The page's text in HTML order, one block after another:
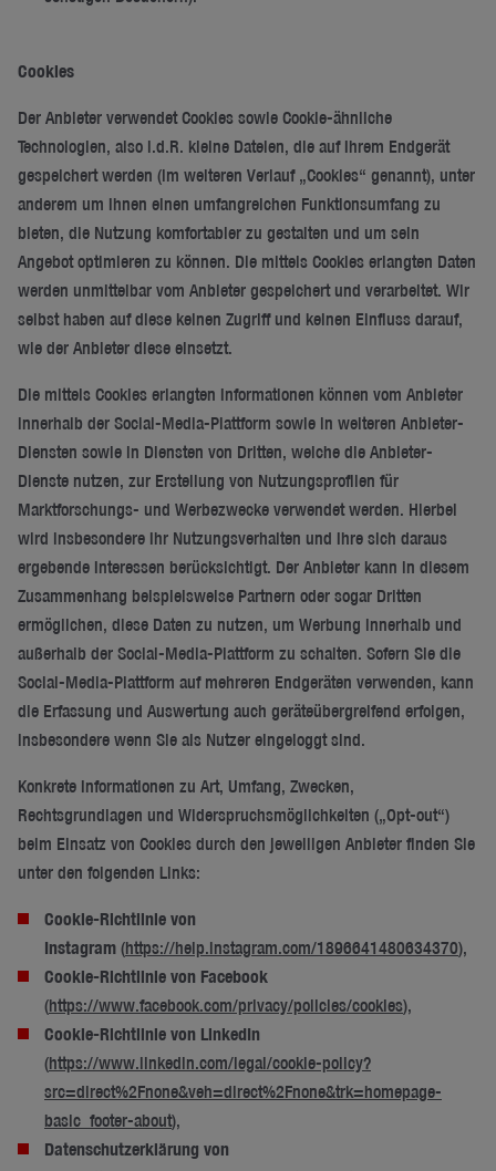
Cookies
Der Anbieter verwendet Cookies sowie Cookie-ähnliche
Technologien, also i.d.R. kleine Dateien, die auf Ihrem Endgerät
gespeichert werden (im weiteren Verlauf „Cookies“ genannt), unter
anderem um Ihnen einen umfangreichen Funktionsumfang zu
bieten, die Nutzung komfortabler zu gestalten und um sein
Angebot optimieren zu können. Die mittels Cookies erlangten Daten
werden unmittelbar vom Anbieter gespeichert und verarbeitet. Wir
selbst haben auf diese keinen Zugriff und keinen Einfluss darauf,
wie der Anbieter diese einsetzt.
Die mittels Cookies erlangten Informationen können vom Anbieter
innerhalb der Social-Media-Plattform sowie in weiteren Anbieter-
Diensten sowie in Diensten von Dritten, welche die Anbieter-
Dienste nutzen, zur Erstellung von Nutzungsprofilen für
Marktforschungs- und Werbezwecke verwendet werden. Hierbei
wird insbesondere Ihr Nutzungsverhalten und Ihre sich daraus
ergebende Interessen berücksichtigt. Der Anbieter kann in diesem
Zusammenhang beispielsweise Partnern oder sogar Dritten
ermöglichen, diese Daten zu nutzen, um Werbung innerhalb und
außerhalb der Social-Media-Plattform zu schalten. Sofern Sie die
Social-Media-Plattform auf mehreren Endgeräten verwenden, kann
die Erfassung und Auswertung auch geräteübergreifend erfolgen,
insbesondere wenn Sie als Nutzer eingeloggt sind.
Konkrete Informationen zu Art, Umfang, Zwecken,
Rechtsgrundlagen und Widerspruchsmöglichkeiten („Opt-out“)
beim Einsatz von Cookies durch den jeweiligen Anbieter finden Sie
unter den folgenden Links:
Cookie-Richtlinie von
Instagram (https://help.instagram.com/1896641480634370),
Cookie-Richtlinie von Facebook
(https://www.facebook.com/privacy/policies/cookies),
Cookie-Richtlinie von LinkedIn
(https://www.linkedin.com/legal/cookie-policy?
src=direct%2Fnone&veh=direct%2Fnone&trk=homepage-
basic_footer-about),
Datenschutzerklärung von